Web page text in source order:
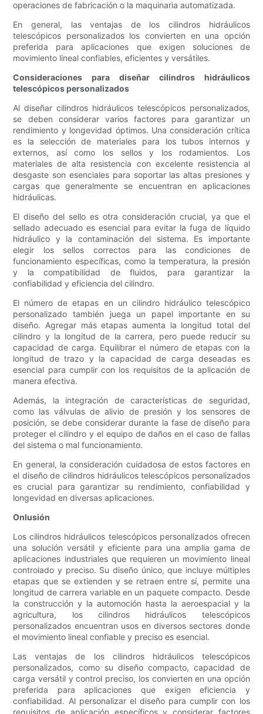
operaciones de fabricación o la maquinaria automatizada.
En general, las ventajas de los cilindros hidráulicos
telescópicos personalizados los convierten en una opción
preferida para aplicaciones que exigen soluciones de
movimiento lineal confiables, eficientes y versátiles.
Consideraciones para diseñar cilindros hidráulicos
telescópicos personalizados
Al diseñar cilindros hidráulicos telescópicos personalizados,
se deben considerar varios factores para garantizar un
rendimiento y longevidad óptimos. Una consideración crítica
es la selección de materiales para los tubos internos y
externos, así como los sellos y los rodamientos. Los
materiales de alta resistencia con excelente resistencia al
desgaste son esenciales para soportar las altas presiones y
cargas que generalmente se encuentran en aplicaciones
hidráulicas.
El diseño del sello es otra consideración crucial, ya que el
sellado adecuado es esencial para evitar la fuga de líquido
hidráulico y la contaminación del sistema. Es importante
elegir los sellos correctos para las condiciones de
funcionamiento específicas, como la temperatura, la presión
y la compatibilidad de fluidos, para garantizar la
confiabilidad y eficiencia del cilindro.
El número de etapas en un cilindro hidráulico telescópico
personalizado también juega un papel importante en su
diseño. Agregar más etapas aumenta la longitud total del
cilindro y la longitud de la carrera, pero puede reducir su
capacidad de carga. Equilibrar el número de etapas con la
longitud de trazo y la capacidad de carga deseadas es
esencial para cumplir con los requisitos de la aplicación de
manera efectiva.
Además, la integración de características de seguridad,
como las válvulas de alivio de presión y los sensores de
posición, se debe considerar durante la fase de diseño para
proteger el cilindro y el equipo de daños en el caso de fallas
del sistema o mal funcionamiento.
En general, la consideración cuidadosa de estos factores en
el diseño de cilindros hidráulicos telescópicos personalizados
es crucial para garantizar su rendimiento, confiabilidad y
longevidad en diversas aplicaciones.
Onlusión
Los cilindros hidráulicos telescópicos personalizados ofrecen
una solución versátil y eficiente para una amplia gama de
aplicaciones industriales que requieren un movimiento lineal
controlado y preciso. Su diseño único, que incluye múltiples
etapas que se extienden y se retraen entre sí, permite una
longitud de carrera variable en un paquete compacto. Desde
la construcción y la automoción hasta la aeroespacial y la
agricultura, los cilindros hidráulicos telescópicos
personalizados encuentran usos en diversos sectores donde
el movimiento lineal confiable y preciso es esencial.
Las ventajas de los cilindros hidráulicos telescópicos
personalizados, como su diseño compacto, capacidad de
carga versátil y control preciso, los convierten en una opción
preferida para aplicaciones que exigen eficiencia y
confiabilidad. Al personalizar el diseño para cumplir con los